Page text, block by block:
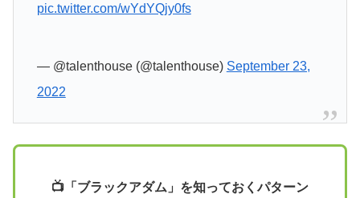
pic.twitter.com/wYdYQjy0fs
— @talenthouse (@talenthouse) September 23,
2022
📺「ブラックアダム」を知っておくパターン